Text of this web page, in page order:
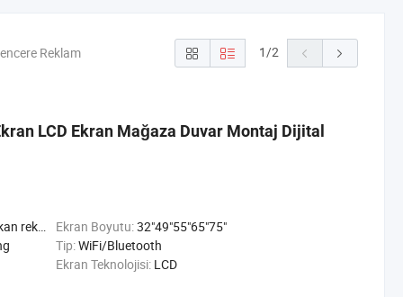
Reklam 1/2
LCD Ekran Mağaza Duvar Montaj Dijital
ad Oynatıcı Ekran Boyutu:32"49"55"65"75"
Tip:WiFi/Bluetooth
Ekran Teknolojisi: LCD